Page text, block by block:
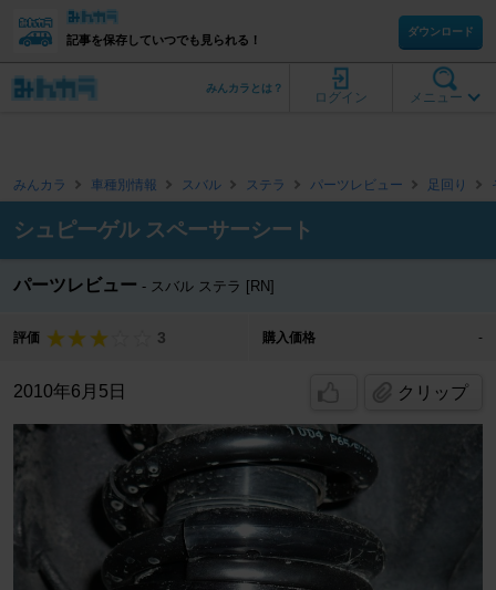
記事を保存していつでも見られる！
ダウンロード
メニュー
ログイン
みんカラとは？
みんカラ 車種別情報 スバル ステラ パーツレビュー 足回り
シュピーゲル スペーサーシート
パーツレビュー スバル ステラ [RN]
評価 3 購入価格 -
2010年6月5日 クリップ